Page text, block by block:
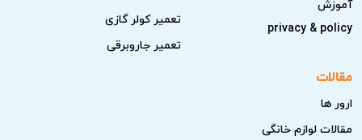
آموزش
privacy & policy
تعمیر کولر گازی
تعمیر جاروبرقی
مقالات
ارور ها
مقالات لوازم خانگی